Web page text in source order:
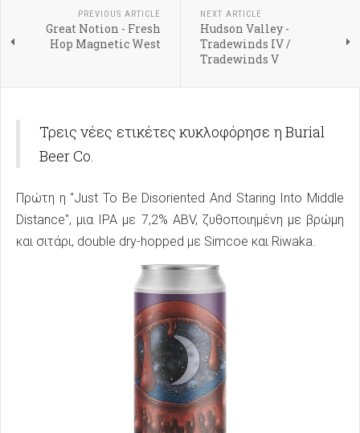
PREVIOUS ARTICLE
Great Notion - Fresh
Hop Magnetic West
NEXT ARTICLE
Hudson Valley -
Tradewinds IV /
Tradewinds V
Τρεις νέες ετικέτες κυκλοφόρησε η Burial
Beer Co.
Πρώτη η "Just To Be Disoriented And Staring Into Middle
Distance", μια IPA με 7,2% ABV, ζυθοποιημένη με βρώμη
και σιτάρι, double dry-hopped με Simcoe και Riwaka.